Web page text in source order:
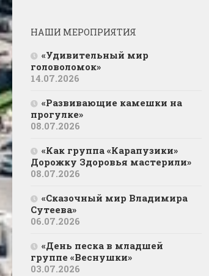
НАШИ МЕРОПРИЯТИЯ
«Удивительный мир
головоломок»
14.07.2026
«Развивающие камешки на
прогулке»
08.07.2026
«Как группа «Карапузики»
Дорожку Здоровья мастерили»
08.07.2026
«Сказочный мир Владимира
Сутеева»
06.07.2026
«День песка в младшей
группе «Веснушки»
03.07.2026